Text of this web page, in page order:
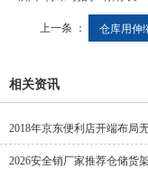
上一条 ：
相关资讯
2018年京东便利店开端布局
2026安全销厂家推荐仓储货